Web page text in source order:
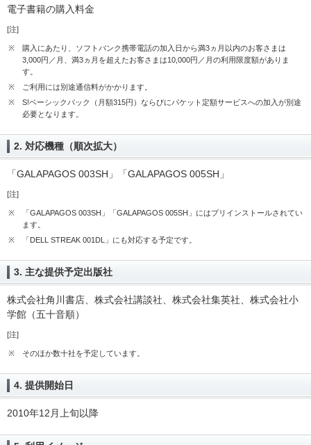
電子書籍の購入料金
[注]
※
購入にあたり、ソフトバンク携帯電話の加入日から満3ヵ月以内のお客さまは
3,000円／月、満3ヵ月を超えたお客さまは10,000円／月の利用限度額がありま
す。
※
ご利用には別途通信料がかかります。
※
S!ベーシックパック（月額315円）ならびにパケット定額サービスへの加入が別途
必要となります。
2. 対応機種（順次拡大）
「GALAPAGOS 003SH」「GALAPAGOS 005SH」
[注]
※
「GALAPAGOS 003SH」「GALAPAGOS 005SH」にはプリインストールされてい
ます。
※
「DELL STREAK 001DL」にも対応する予定です。
3. 主な提供予定出版社
株式会社角川書店、株式会社講談社、株式会社集英社、株式会社小
学館（五十音順）
[注]
※ そのほか数十社を予定しています。
4. 提供開始日
2010年12月上旬以降